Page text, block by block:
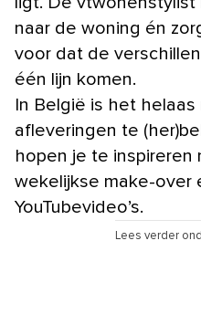
naar de woning én
voor dat de
één lijn komen.
In België is het
afleveringen te
hopen je te inspireren
wekelijkse make-over
YouTubevideo’s.
Lees verder